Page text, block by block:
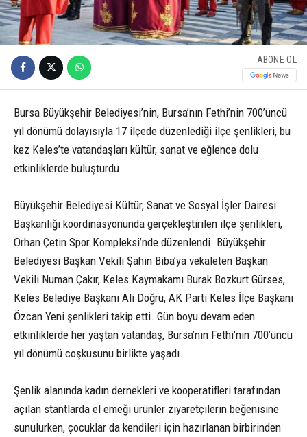
ABONE OL
Bursa Büyükşehir Belediyesi’nin, Bursa’nın Fethi’nin 700’üncü
yıl dönümü dolayısıyla 17 ilçede düzenlediği ilçe şenlikleri, bu
kez Keles’te vatandaşları kültür, sanat ve eğlence dolu
etkinliklerde buluşturdu.
Büyükşehir Belediyesi Kültür, Sanat ve Sosyal İşler Dairesi
Başkanlığı koordinasyonunda gerçekleştirilen ilçe şenlikleri,
Orhan Çetin Spor Kompleksi’nde düzenlendi. Büyükşehir
Belediyesi Başkan Vekili Şahin Biba’ya vekaleten Başkan
Vekili Numan Çakır, Keles Kaymakamı Burak Bozkurt Gürses,
Keles Belediye Başkanı Ali Doğru, AK Parti Keles İlçe Başkanı
Özcan Yeni şenlikleri takip etti. Gün boyu devam eden
etkinliklerde her yaştan vatandaş, Bursa’nın Fethi’nin 700’üncü
yıl dönümü coşkusunu birlikte yaşadı.
Şenlik alanında kadın dernekleri ve kooperatifleri tarafından
açılan stantlarda el emeği ürünler ziyaretçilerin beğenisine
sunulurken, çocuklar da kendileri için hazırlanan birbirinden